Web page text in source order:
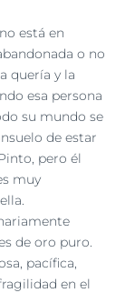
está en
o no
quería y la
esa persona
su mundo se
de estar
pero él
muy
de oro puro.
pacífica,
en el